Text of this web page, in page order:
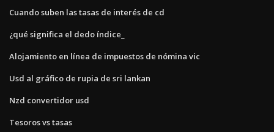
Cuando suben las tasas de interés de cd
¿qué significa el dedo índice_
Alojamiento en línea de impuestos de nómina vic
Usd al gráfico de rupia de sri lankan
Nzd convertidor usd
Tesoros vs tasas